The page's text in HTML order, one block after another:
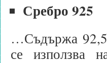
Сребро 925
…Съдържа
се използва